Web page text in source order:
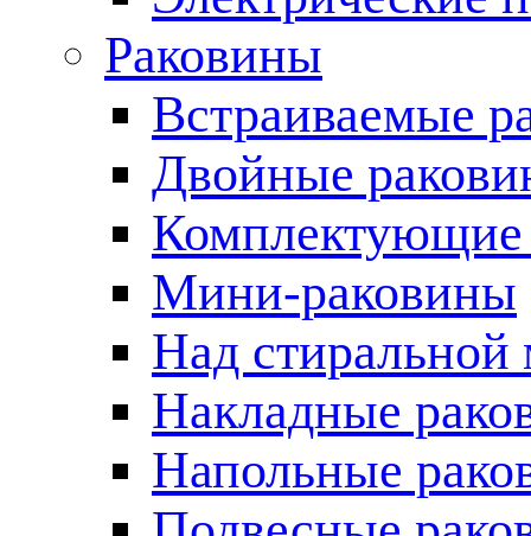
Раковины
Встраиваемые
Двойные
Комплектующие
Мини-раковины
Над
Накладные
Напольные